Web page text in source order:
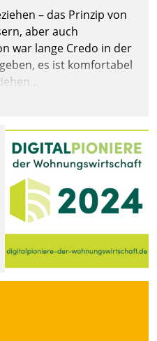
– das Prinzip von
aber auch
war lange Credo in der
es ist komfortabel